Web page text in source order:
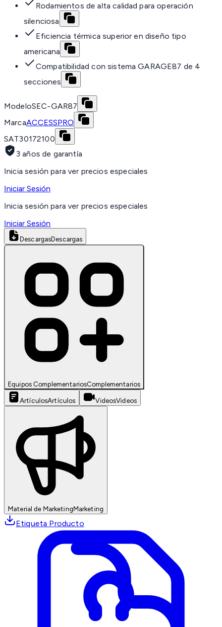
Rodamientos de alta calidad para operación
silenciosa
Eficiencia térmica superior en diseño tipo
americana
Compatibilidad con sistema GARAGE87 de 4
secciones
ModeloSEC-GAR87
MarcaACCESSPRO
SAT30172100
3 años de garantía
Inicia sesión para ver precios especiales
Iniciar Sesión
Inicia sesión para ver precios especiales
Iniciar Sesión
DescargasDescargas
Equipos ComplementariosComplementarios
ArtículosArtículos VideosVideos
Material de MarketingMarketing
Etiqueta Producto